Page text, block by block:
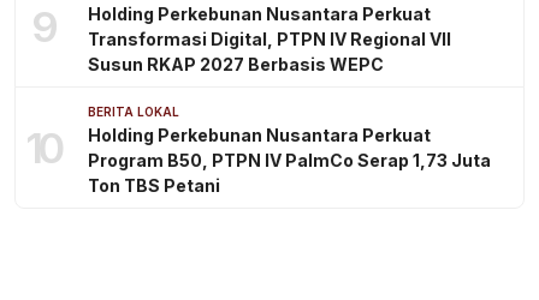
9
Holding Perkebunan Nusantara Perkuat
Transformasi Digital, PTPN IV Regional VII
Susun RKAP 2027 Berbasis WEPC
10
BERITA LOKAL
Holding Perkebunan Nusantara Perkuat
Program B50, PTPN IV PalmCo Serap 1,73 Juta
Ton TBS Petani